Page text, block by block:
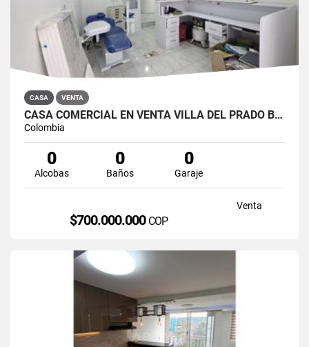
CASA VENTA
CASA COMERCIAL EN VENTA VILLA DEL PRADO BOGOTÁ NORTE
Colombia
0
Alcobas
0
Baños
0
Garaje
Venta
$700.000.000 COP